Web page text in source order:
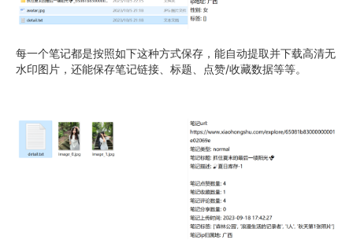
每一个笔记都是按照如下这种方式保存，能自动提取并下载高清无
水印图片，还能保存笔记链接、标题、点赞/收藏数据等等。